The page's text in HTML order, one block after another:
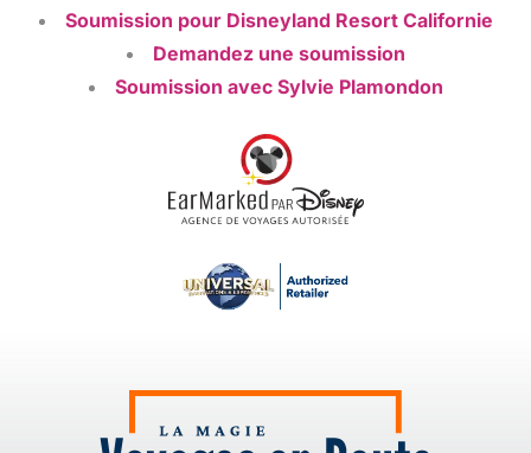
Soumission pour Disneyland Resort Californie
Demandez une soumission
Soumission avec Sylvie Plamondon